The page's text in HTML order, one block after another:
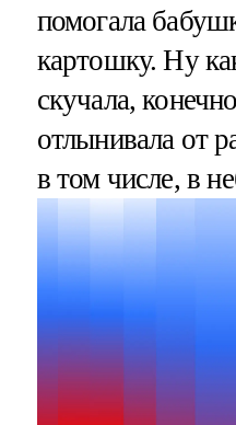
помогала
картошку. Ну
скучала,
отлынивала от
в том числе, в